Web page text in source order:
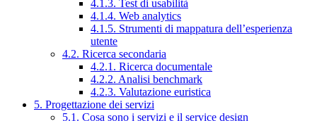
4.1.3. Test di usabilità
4.1.4. Web analytics
4.1.5. Strumenti di mappatura dell’esperienza
utente
4.2. Ricerca secondaria
4.2.1. Ricerca documentale
4.2.2. Analisi benchmark
4.2.3. Valutazione euristica
5. Progettazione dei servizi
5.1. Cosa sono i servizi e il service design